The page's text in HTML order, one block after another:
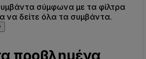
σύμφωνα με τα φίλτρα
να δείτε όλα τα συμβάντα.
προβλημένα